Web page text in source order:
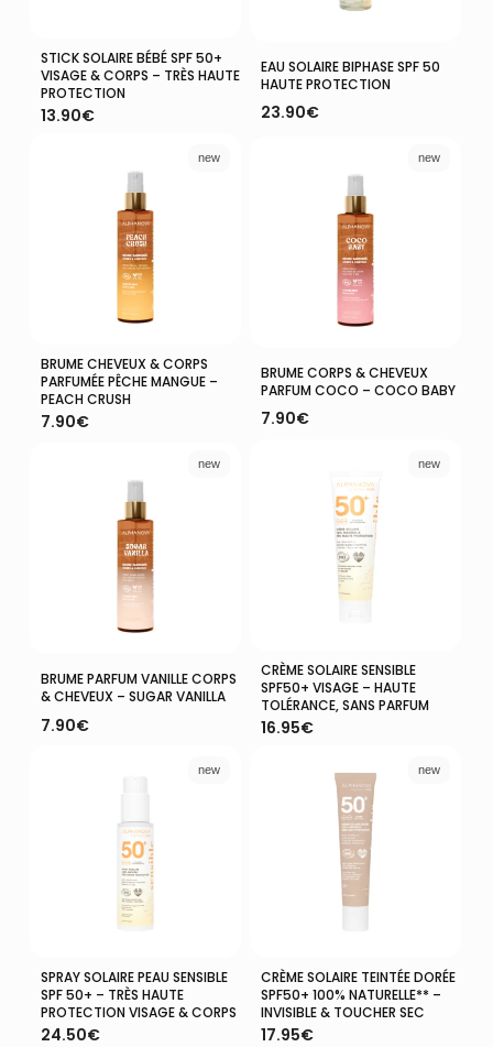
Lire La Suite
STICK SOLAIRE BÉBÉ SPF 50+
VISAGE & CORPS – TRÈS HAUTE
PROTECTION
13.90€
Ajouter Au Panier
EAU SOLAIRE BIPHASE SPF 50
HAUTE PROTECTION
23.90€
new
Ajouter Au Panier
BRUME CHEVEUX & CORPS
PARFUMÉE PÊCHE MANGUE –
PEACH CRUSH
7.90€
new
Ajouter Au Panier
BRUME CORPS & CHEVEUX
PARFUM COCO – COCO BABY
7.90€
new
Ajouter Au Panier
BRUME PARFUM VANILLE CORPS
& CHEVEUX – SUGAR VANILLA
7.90€
new
Ajouter Au Panier
CRÈME SOLAIRE SENSIBLE
SPF50+ VISAGE – HAUTE
TOLÉRANCE, SANS PARFUM
16.95€
new
Ajouter Au Panier
SPRAY SOLAIRE PEAU SENSIBLE
SPF 50+ – TRÈS HAUTE
PROTECTION VISAGE & CORPS
24.50€
new
Ajouter Au Panier
CRÈME SOLAIRE TEINTÉE DORÉE
SPF50+ 100% NATURELLE** –
INVISIBLE & TOUCHER SEC
17.95€